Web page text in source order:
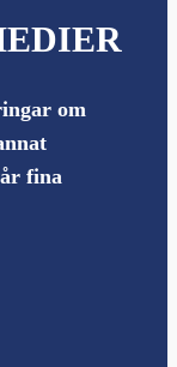
om
fina